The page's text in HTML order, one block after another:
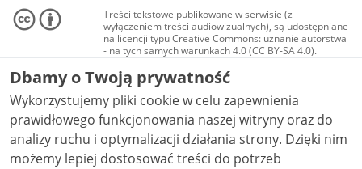
Treści tekstowe publikowane w serwisie (z
wyłączeniem treści audiowizualnych), są udostępniane
na licencji typu Creative Commons: uznanie autorstwa
- na tych samych warunkach 4.0 (CC BY-SA 4.0).
Materiały audiowizualne, w tym zdjęcia, materiały
audio i wideo, są udostępniane na licencji typu
Creative Commons: uznanie autorstwa użycie
niekomercyjne - bez utworów zależnych 4.0 (CC BY-
NC-ND 4.0), o ile nie jest to stwierdzone inaczej.
Dbamy o Twoją prywatność
Wykorzystujemy pliki cookie w celu zapewnienia
prawidłowego funkcjonowania naszej witryny oraz do
analizy ruchu i optymalizacji działania strony. Dzięki nim
możemy lepiej dostosować treści do potrzeb